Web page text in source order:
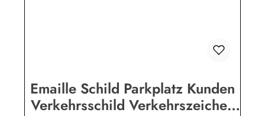
Emaille Schild Parkplatz Kunden
Verkehrsschild Verkehrszeichen